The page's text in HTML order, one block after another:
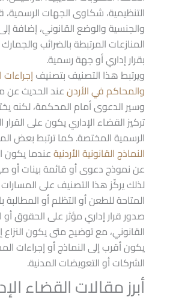
التنظيمية، شكاوى الجهات الرسمية،
والجنسية والوضع القانوني، إضافة
المنازعات المرتبطة بالضرائب
بقرار إداري أو جهة رسمية.
ويرتبط هذا التصنيف بتصنيف
والمحاكم في الأردنعند الحديث عن
وسير الدعوى أمام المحكمة، لكنه
تركيز القضاء الإداري يكون على القرار
الرسمية المختصة. كما ترتبط بعض
النماذج القانونية الأردنيةعندما يكون
عن نموذج دعوى أو قائمة بينات أو
لذلك يركّز هذا التصنيف على المسارات
المتاحة للطعن أو التظلم أو
صدور قرار إداري مؤثر على الحقوق أو
القانوني، مع توضيح متى يكون النزاع
يكون أقرب إلى النماذج أو إجراءات
الشركات أو التعويضات المدنية.
أبرز مقالات القضاء